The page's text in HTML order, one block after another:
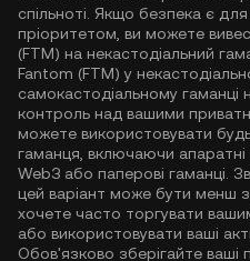
спільноті. Якщо безпека є
пріоритетом, ви можете
(FTM) на некастодіальний
Fantom (FTM) у
самокастодіальному гаманці
контроль над вашими
можете використовувати
гаманця, включаючи апаратні
Web3 або паперові гаманці.
цей варіант може бути менш
хочете часто торгувати
або використовувати ваші
Обов'язково зберігайте ваші